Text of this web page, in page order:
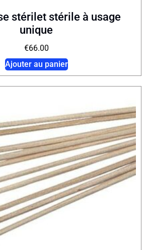
stérilet stérile à usage
unique
€66.00
Ajouter au panier